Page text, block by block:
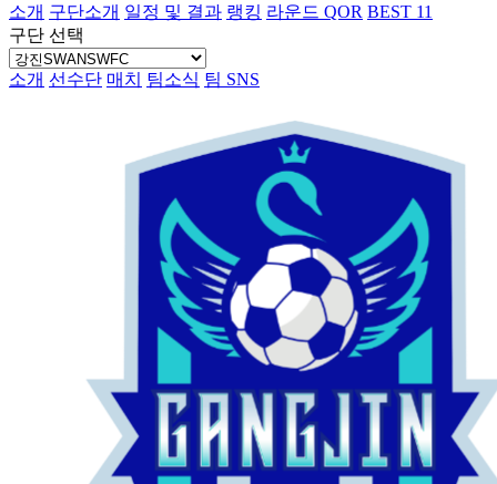
소개 구단소개 일정 및 결과 랭킹 라운드 QOR BEST 11
구단 선택
소개 선수단 매치 팀소식 팀 SNS